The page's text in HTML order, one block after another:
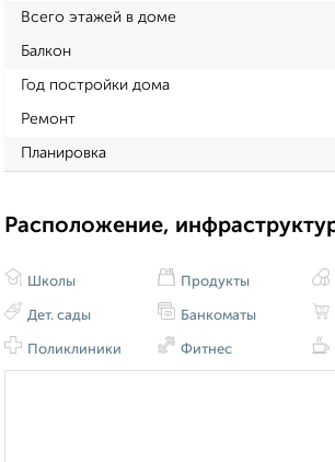
Всего этажей в доме
Балкон
Год постройки дома
Ремонт
Планировка
Расположение,
Школы
Дет. сады
Поликлиники
Продукты
Банкоматы
Фитнес